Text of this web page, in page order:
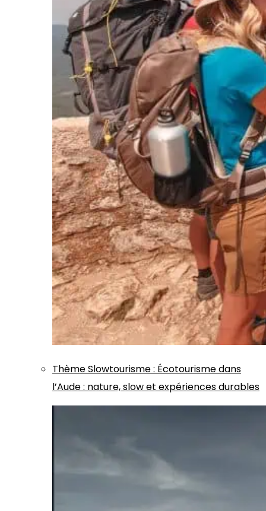
ThèmeSlowtourisme: Écotourisme dans
l’Aude : nature, slow et expériences durables